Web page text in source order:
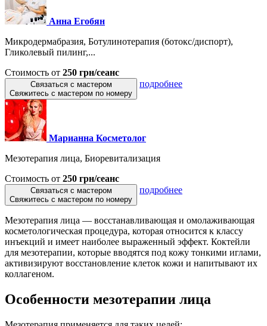
Анна Егобян
Микродермабразия, Ботулинотерапия (ботокс/диспорт),
Гликолевый пилинг,...
Стоимость от 250 грн/сеанс
Связаться с мастером
Свяжитесь с мастером по номеру
подробнее
Марианна Косметолог
Мезотерапия лица, Биоревитализация
Стоимость от 250 грн/сеанс
Связаться с мастером
Свяжитесь с мастером по номеру
подробнее
Мезотерапия лица — восстанавливающая и омолаживающая
косметологическая процедура, которая относится к классу
инъекций и имеет наиболее выраженный эффект. Коктейли
для мезотерапии, которые вводятся под кожу тонкими иглами,
активизируют восстановление клеток кожи и напитывают их
коллагеном.
Особенности мезотерапии лица